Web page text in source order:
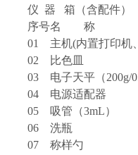
仪 器 箱（含配件）
序号名 称
01
主机(内置打印机
02
比色皿
03
电子天平（200g/
04
电源适配器
05
吸管（3mL）
06
洗瓶
07
称样勺